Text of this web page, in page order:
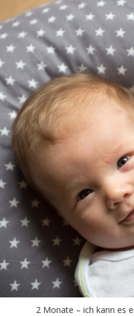
2 Monate – ich kann es